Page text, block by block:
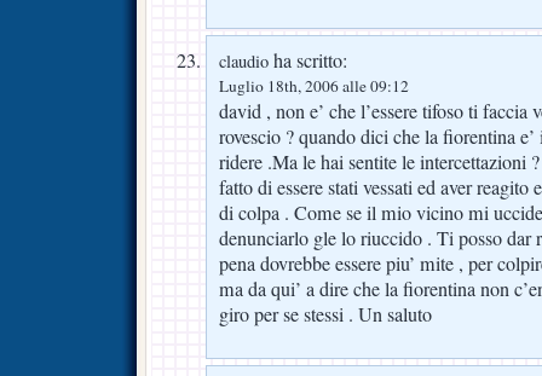
claudio ha scritto:
Luglio 18th, 2006 alle 09:12
david , non e’ che l’essere tifoso ti faccia
rovescio ? quando dici che la fiorentina
ridere .Ma le hai sentite le intercettazioni
fatto di essere stati vessati ed aver reagito
di colpa . Come se il mio vicino mi
denunciarlo gle lo riuccido . Ti posso dar
pena dovrebbe essere piu’ mite , per
ma da qui’ a dire che la fiorentina non
giro per se stessi . Un saluto